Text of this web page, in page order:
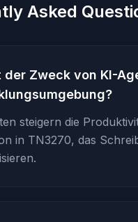
Asked
der Zweck von KI-
steigern die
in TN3270, das